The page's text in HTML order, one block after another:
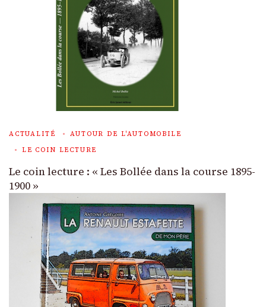
ACTUALITÉ
AUTOUR DE L'AUTOMOBILE
LE COIN LECTURE
Le coin lecture : « Les Bollée dans la course 1895-
1900 »